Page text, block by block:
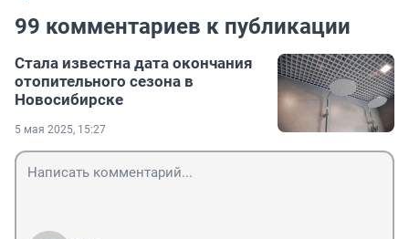
99 комментариев к публикации
Стала известна дата окончания
отопительного сезона в
Новосибирске
5 мая 2025, 15:27